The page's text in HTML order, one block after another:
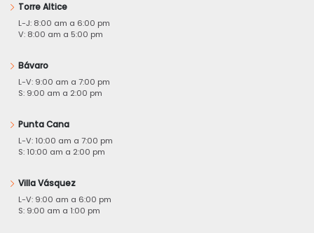
Torre Altice
L-J: 8:00 am a 6:00 pm
V: 8:00 am a 5:00 pm
Bávaro
L-V: 9:00 am a 7:00 pm
S: 9:00 am a 2:00 pm
Punta Cana
L-V: 10:00 am a 7:00 pm
S: 10:00 am a 2:00 pm
Villa Vásquez
L-V: 9:00 am a 6:00 pm
S: 9:00 am a 1:00 pm